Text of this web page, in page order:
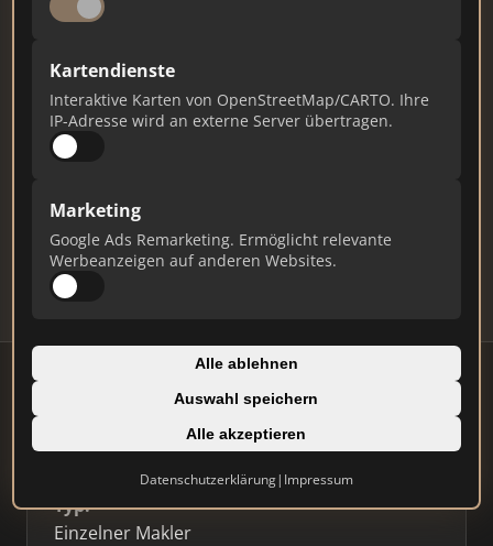
Kartendienste
Interaktive Karten von OpenStreetMap/CARTO. Ihre
IP-Adresse wird an externe Server übertragen.
Marketing
Google Ads Remarketing. Ermöglicht relevante
Werbeanzeigen auf anderen Websites.
Alle ablehnen
Auswahl speichern
Alle akzeptieren
Datenschutzerklärung| Impressum
1.638
Gesamtpunkte
Ist das Ihr Unternehmen?
Daten und erhalten Sie monatliche Ranking-
Updates.
Profil beanspruchen
⭐ Etabliert
Typ:
Einzelner Makler